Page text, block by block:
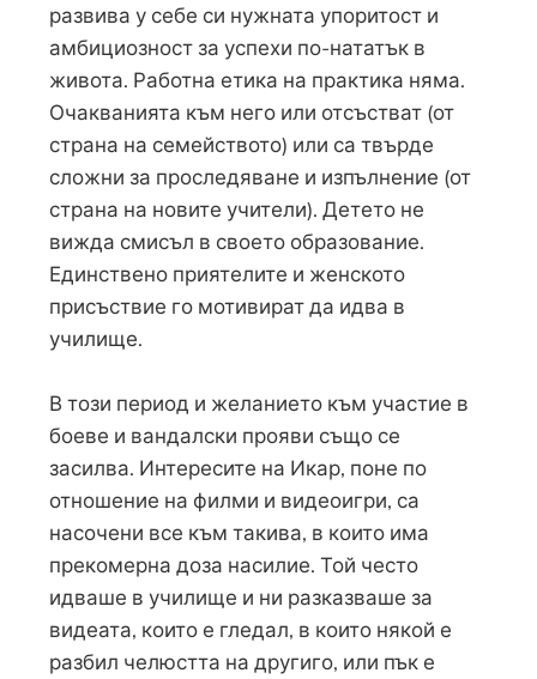
развива у себе си нужната упоритост и
амбициозност за успехи по-нататък в
живота. Работна етика на практика няма.
Очакванията към него или отсъстват (от
страна на семейството) или са твърде
сложни за проследяване и изпълнение (от
страна на новите учители). Детето не
вижда смисъл в своето образование.
Единствено приятелите и женското
присъствие го мотивират да идва в
училище.
В този период и желанието към участие в
боеве и вандалски прояви също се
засилва. Интересите на Икар, поне по
отношение на филми и видеоигри, са
насочени все към такива, в които има
прекомерна доза насилие. Той често
идваше в училище и ни разказваше за
видеата, които е гледал, в които някой е
разбил челюстта на другиго, или пък е